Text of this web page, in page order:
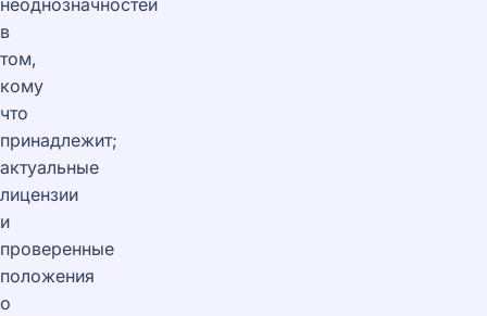
неоднозначностей
в
том,
кому
что
принадлежит;
актуальные
лицензии
и
проверенные
положения
о